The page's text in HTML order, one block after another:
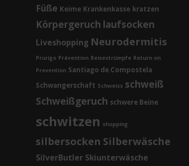
Füße Keime Krankenkasse kratzen
Körpergeruch laufsocken
Liveshopping Neurodermitis
Prurigo Prävention Reisestrümpfe Return on
Prevention Santiago de Compostela
Schwangerschaft Schweiss schweiß
Schweißgeruch schwere Beine
schwitzen shopping
silbersocken Silberwäsche
SilverButler Skiunterwäsche